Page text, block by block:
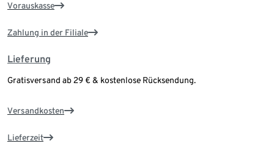
Vorauskasse
Zahlung in der Filiale
Lieferung
Gratisversand ab 29 € & kostenlose Rücksendung.
Versandkosten
Lieferzeit